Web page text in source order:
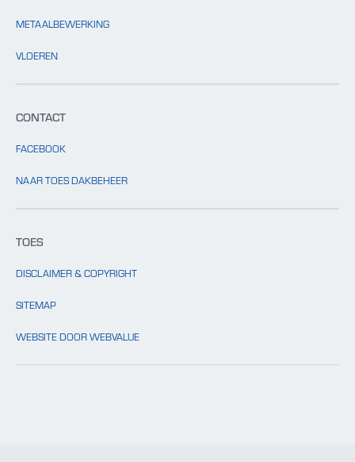
METAALBEWERKING
VLOEREN
CONTACT
FACEBOOK
NAAR TOES DAKBEHEER
TOES
DISCLAIMER & COPYRIGHT
SITEMAP
WEBSITE DOOR WEBVALUE